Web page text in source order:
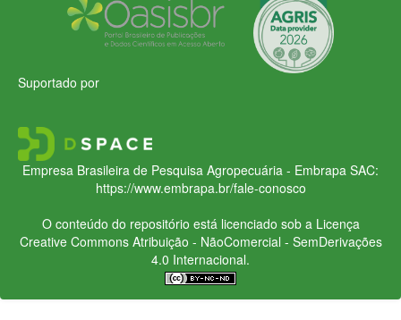
Suportado por
Empresa Brasileira de Pesquisa Agropecuária - Embrapa SAC:
https://www.embrapa.br/fale-conosco
O conteúdo do repositório está licenciado sob a Licença
Creative CommonsAtribuição - NãoComercial - SemDerivações
4.0 Internacional.